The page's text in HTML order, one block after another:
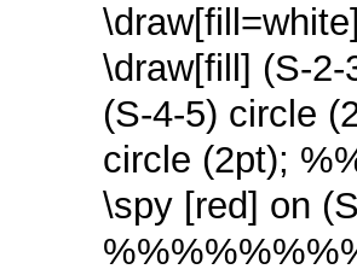
\draw[fill] (S-
(S-4-5) circle
circle (2pt);
\spy [red] on